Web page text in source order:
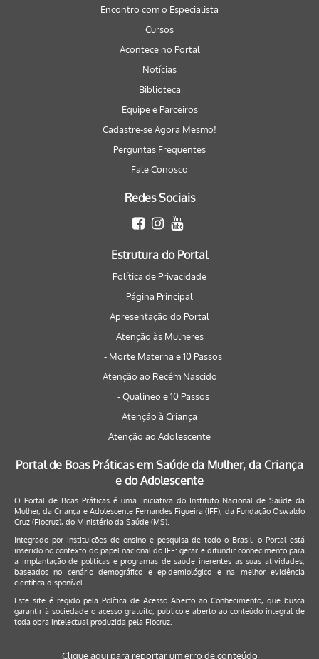
Encontro com o Especialista
Cursos
Acontece no Portal
Notícias
Biblioteca
Equipe e Parceiros
Cadastre-se Agora Mesmo!
Perguntas Frequentes
Fale Conosco
Redes Sociais
Estrutura do Portal
Política de Privacidade
Página Principal
Apresentação do Portal
Atenção às Mulheres
- Morte Materna e 10 Passos
Atenção ao Recém Nascido
- Qualineo e 10 Passos
Atenção à Criança
Atenção ao Adolescente
Portal de Boas Práticas em Saúde da Mulher, da Criança
e do Adolescente
O Portal de Boas Práticas é uma iniciativa do Instituto Nacional de Saúde da
Mulher, da Criança e Adolescente Fernandes Figueira (IFF), da Fundação Oswaldo
Cruz (Fiocruz), do Ministério da Saúde (MS).
Integrado por instituições de ensino e pesquisa de todo o Brasil, o Portal está
inserido no contexto do papel nacional do IFF: gerar e difundir conhecimento para
a implantação de políticas e programas de saúde inerentes as suas atividades,
baseados no cenário demográfico e epidemiológico e na melhor evidência
científica disponível.
Este site é regido pela Política de Acesso Aberto ao Conhecimento, que busca
garantir à sociedade o acesso gratuito, público e aberto ao conteúdo integral de
toda obra intelectual produzida pela Fiocruz.
Clique aqui para reportar um erro de conteúdo